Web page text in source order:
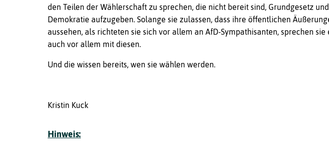
den Teilen der Wählerschaft zu sprechen, die nicht bereit sind, Grundgesetz und
Demokratie aufzugeben. Solange sie zulassen, dass ihre öffentlichen
aussehen, als richteten sie sich vor allem an AfD-Sympathisanten, sprechen sie
auch vor allem mit diesen.
Und die wissen bereits, wen sie wählen werden.
Kristin Kuck
Hinweis: